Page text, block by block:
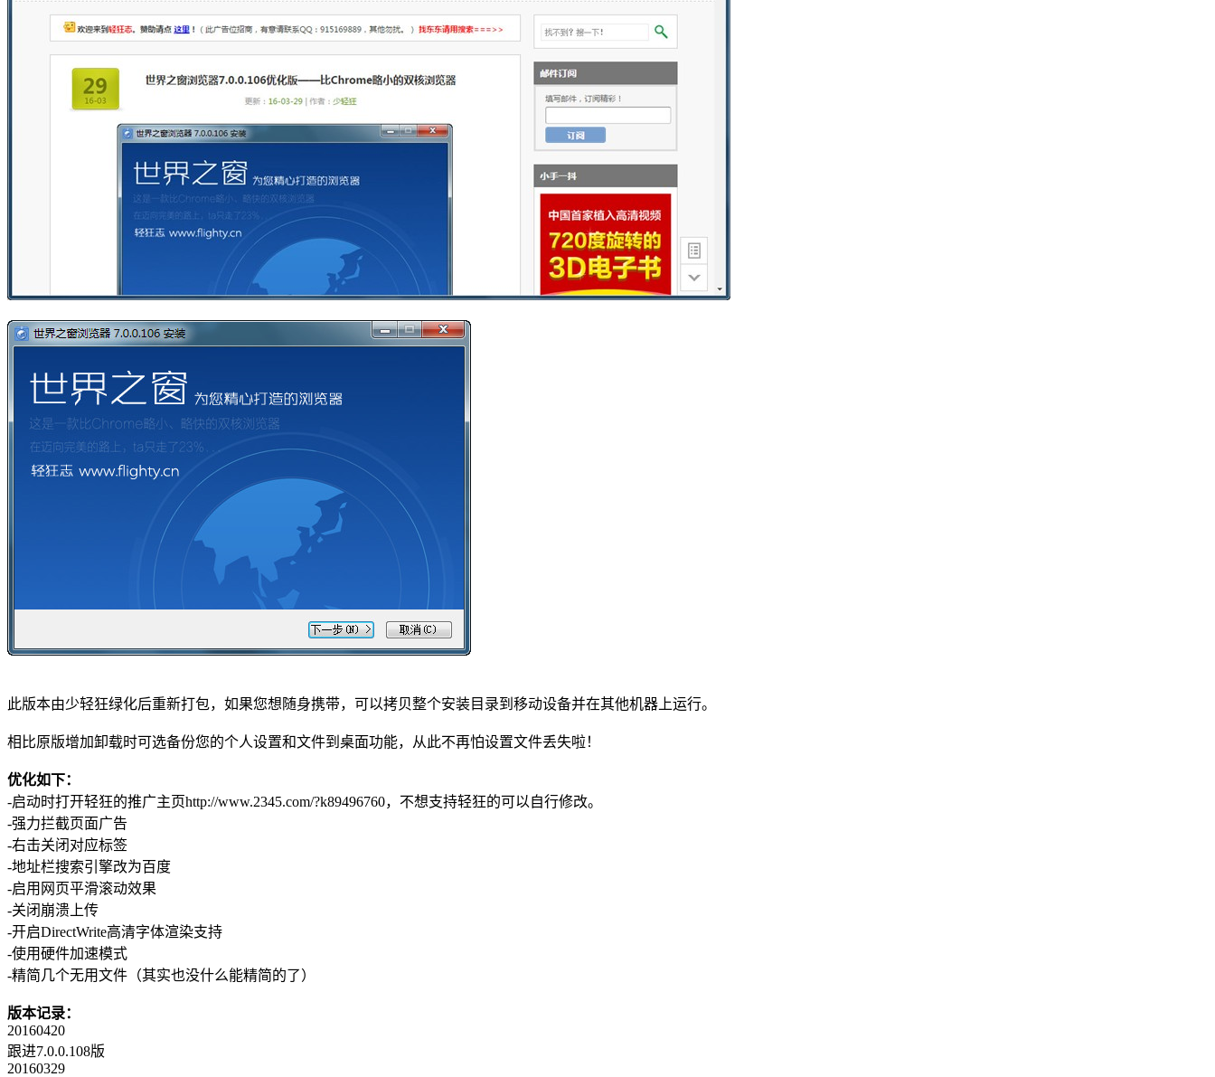
此版本由少轻狂绿化后重新打包，如果您想随身携带，可以拷贝整个安装目录到移动设备并在其他机器上运行。
相比原版增加卸载时可选备份您的个人设置和文件到桌面功能，从此不再怕设置文件丢失啦！
优化如下：
-启动时打开轻狂的推广主页http://www.2345.com/?k89496760，不想支持轻狂的可以自行修改。
-强力拦截页面广告
-右击关闭对应标签
-地址栏搜索引擎改为百度
-启用网页平滑滚动效果
-关闭崩溃上传
-开启DirectWrite高清字体渲染支持
-使用硬件加速模式
-精简几个无用文件（其实也没什么能精简的了）
版本记录：
20160420
跟进7.0.0.108版
20160329